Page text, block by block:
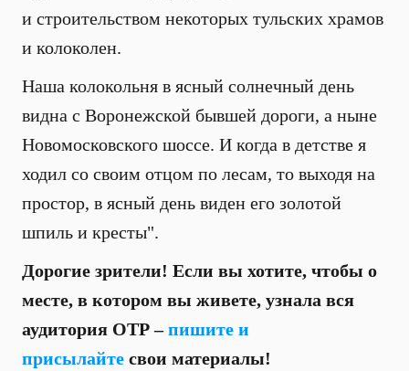
и строительством некоторых тульских храмов
и колоколен.
Наша колокольня в ясный солнечный день
видна с Воронежской бывшей дороги, а ныне
Новомосковского шоссе. И когда в детстве я
ходил со своим отцом по лесам, то выходя на
простор, в ясный день виден его золотой
шпиль и кресты".
Дорогие зрители! Если вы хотите, чтобы о
месте, в котором вы живете, узнала вся
аудитория ОТР –пишите и
присылайте свои материалы!